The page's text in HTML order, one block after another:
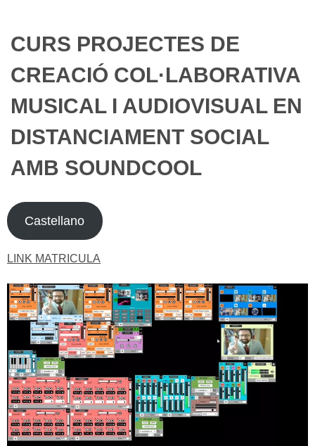
CURS PROJECTES DE
CREACIÓ COL·LABORATIVA
MUSICAL I AUDIOVISUAL EN
DISTANCIAMENT SOCIAL
AMB SOUNDCOOL
Castellano
LINK MATRICULA